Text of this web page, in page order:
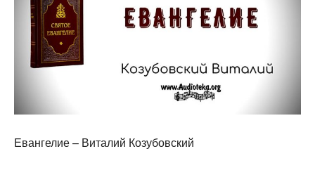
Евангелие – Виталий Козубовский